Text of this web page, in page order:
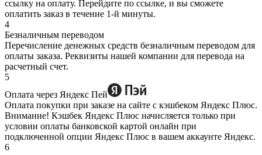
ссылку на оплату. Перейдите по ссылке, и вы сможете
оплатить заказ в течение 1-й минуты.
4
Безналичным переводом
Перечисление денежных средств безналичным переводом для
оплаты заказа. Реквизиты нашей компании для перевода на
расчетный счет.
5
Оплата через Яндекс Пей
Оплата покупки при заказе на сайте с кэшбеком Яндекс Плюс.
Внимание! Кэшбек Яндекс Плюс начисляется только при
условии оплаты банковской картой онлайн при
подключенной опции Яндекс Плюс в вашем аккаунте Яндекс.
6